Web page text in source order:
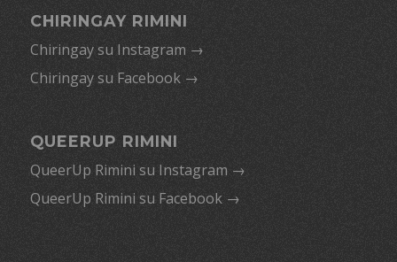
CHIRINGAY RIMINI
Chiringay su Instagram →
Chiringay su Facebook →
QUEERUP RIMINI
QueerUp Rimini su Instagram →
QueerUp Rimini su Facebook →